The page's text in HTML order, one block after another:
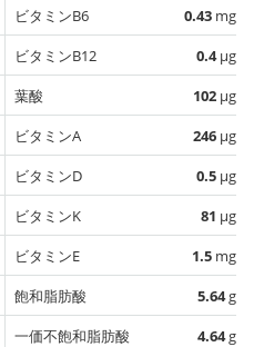
ビタミンB6
0.43 mg
ビタミンB12
0.4µg
葉酸
102 µg
ビタミンA
246 µg
ビタミンD
0.5 µg
ビタミンK
81 µg
ビタミンE
1.5 mg
飽和脂肪酸
5.64g
一価不飽和脂肪酸
4.64g